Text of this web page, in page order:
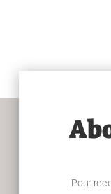
Pour